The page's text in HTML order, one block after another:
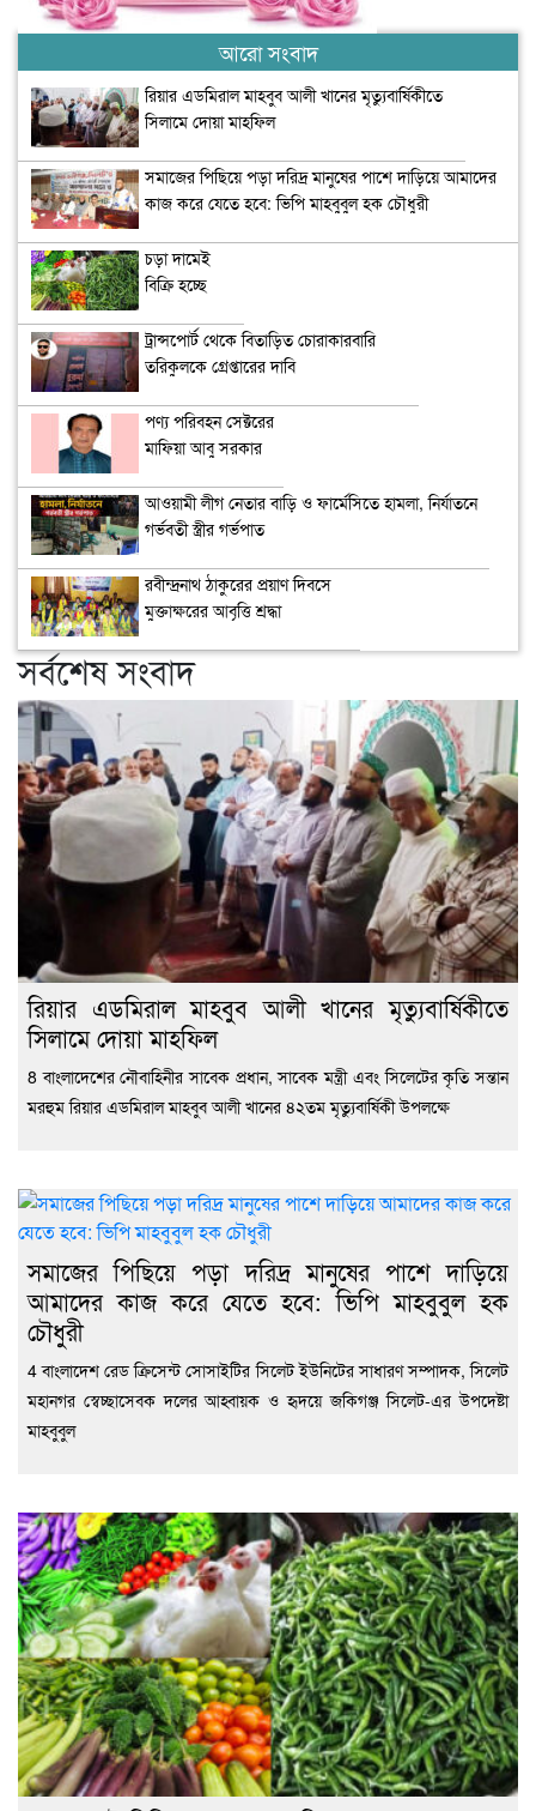
আরো সংবাদ
রিয়ার এডমিরাল মাহবুব আলী খানের মৃত্যুবার্ষিকীতে
সিলামে দোয়া মাহফিল
সমাজের পিছিয়ে পড়া দরিদ্র মানুষের পাশে দাড়িয়ে আমাদের
কাজ করে যেতে হবে: ভিপি মাহবুবুল হক চৌধুরী
চড়া দামেই
বিক্রি হচ্ছে
ট্রান্সপোর্ট থেকে বিতাড়িত চোরাকারবারি
তরিকুলকে গ্রেপ্তারের দাবি
পণ্য পরিবহন সেক্টরের
মাফিয়া আবু সরকার
আওয়ামী লীগ নেতার বাড়ি ও ফার্মেসিতে হামলা, নির্যাতনে
গর্ভবতী স্ত্রীর গর্ভপাত
রবীন্দ্রনাথ ঠাকুরের প্রয়াণ দিবসে
মুক্তাক্ষরের আবৃত্তি শ্রদ্ধা
সর্বশেষ সংবাদ
রিয়ার এডমিরাল মাহবুব আলী খানের মৃত্যুবার্ষিকীতে
সিলামে দোয়া মাহফিল
8 বাংলাদেশের নৌবাহিনীর সাবেক প্রধান, সাবেক মন্ত্রী এবং সিলেটের কৃতি সন্তান
মরহুম রিয়ার এডমিরাল মাহবুব আলী খানের ৪২তম মৃত্যুবার্ষিকী উপলক্ষে
সমাজের পিছিয়ে পড়া দরিদ্র মানুষের পাশে দাড়িয়ে
আমাদের কাজ করে যেতে হবে: ভিপি মাহবুবুল হক
চৌধুরী
4 বাংলাদেশ রেড ক্রিসেন্ট সোসাইটির সিলেট ইউনিটের সাধারণ সম্পাদক, সিলেট
মহানগর স্বেচ্ছাসেবক দলের আহ্বায়ক ও হৃদয়ে জকিগঞ্জ সিলেট-এর উপদেষ্টা
মাহবুবুল